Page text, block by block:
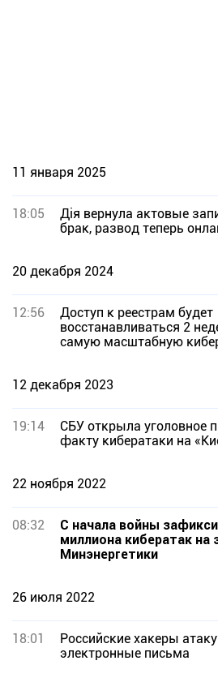
11 января 2025
18:05
Дія вернула актовые
брак, развод теперь
20 декабря 2024
12:56
Доступ к реестрам будет
восстанавливаться 2
самую масштабную
12 декабря 2023
19:14
СБУ открыла уголовное
факту кибератаки на
22 ноября 2022
08:32
С начала войны
миллиона кибератак на
Минэнергетики
26 июля 2022
18:01
Российские хакеры
электронные письма